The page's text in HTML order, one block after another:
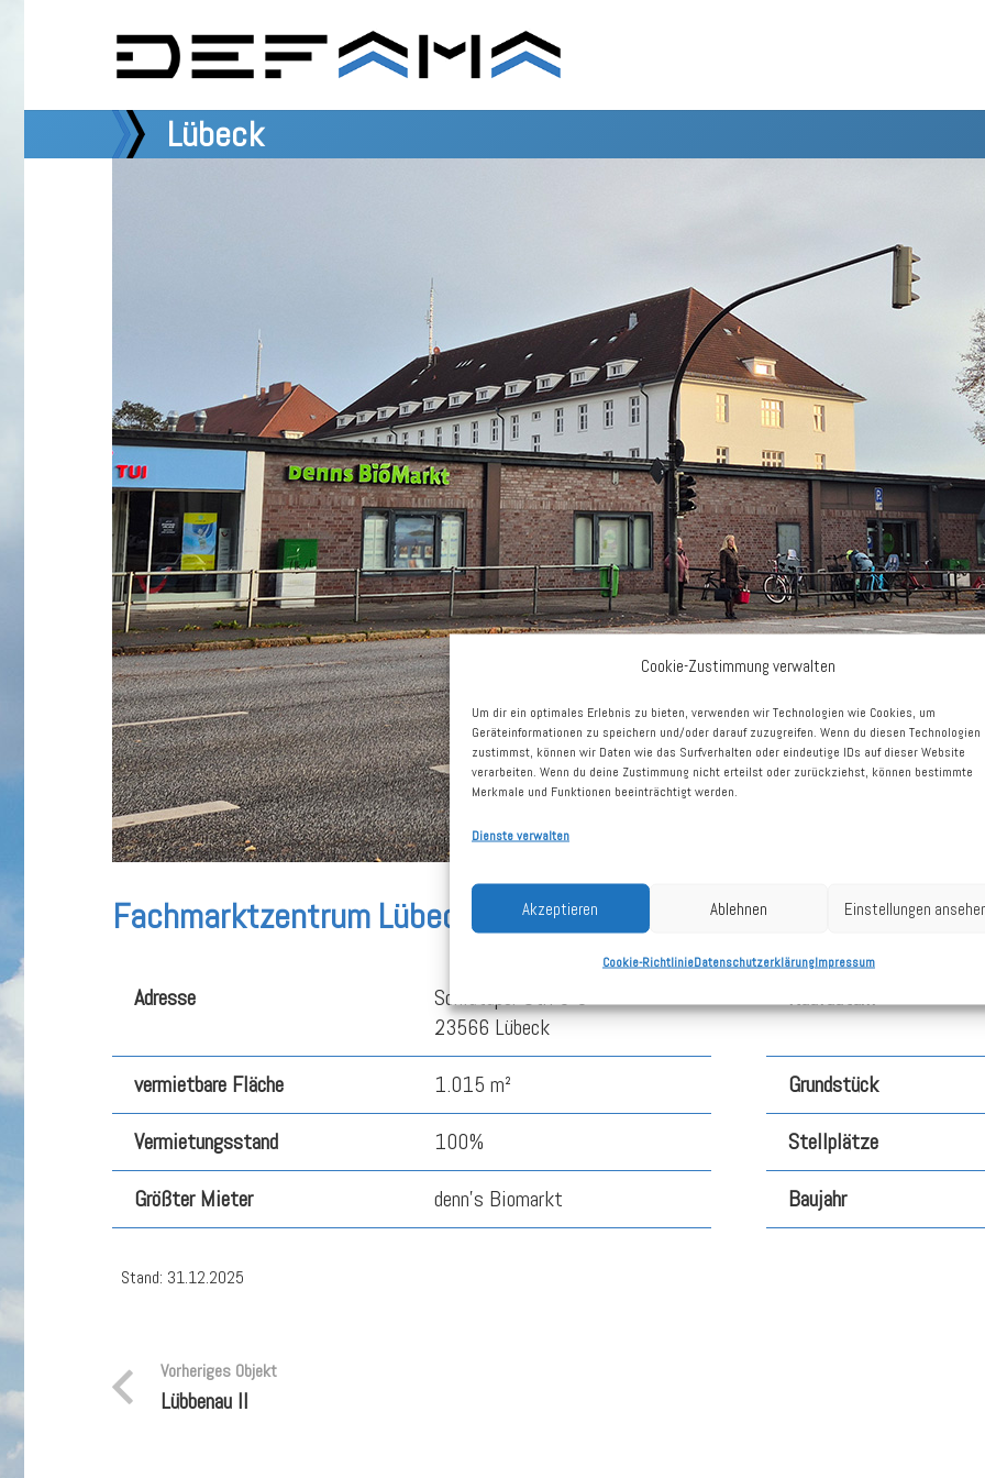
Cookie-Zustimmung verwalten
Um dir ein optimales Erlebnis zu bieten, verwenden wir Technologien wie Cookies, um
Geräteinformationen zu speichern und/oder darauf zuzugreifen. Wenn du diesen Technologien
zustimmst, können wir Daten wie das Surfverhalten oder eindeutige IDs auf dieser Website
verarbeiten. Wenn du deine Zustimmung nicht erteilst oder zurückziehst, können bestimmte
Merkmale und Funktionen beeinträchtigt werden.
Dienste verwalten
Akzeptieren Ablehnen Einstellungen
Cookie-RichtlinieDatenschutzerklärungImpressum
Lübeck
Fachmarktzentrum Lübeck, Schleswig-Holstein
Adresse
Schlutuper Str. 3-5
23566 Lübeck
vermietbare Fläche
1.015 m²
Vermietungsstand
100%
Größter Mieter
denn’s Biomarkt
Kaufdatum
Grundstück
Stellplätze
Baujahr
Stand: 31.12.2025
Vorheriges Objekt
Lübbenau II